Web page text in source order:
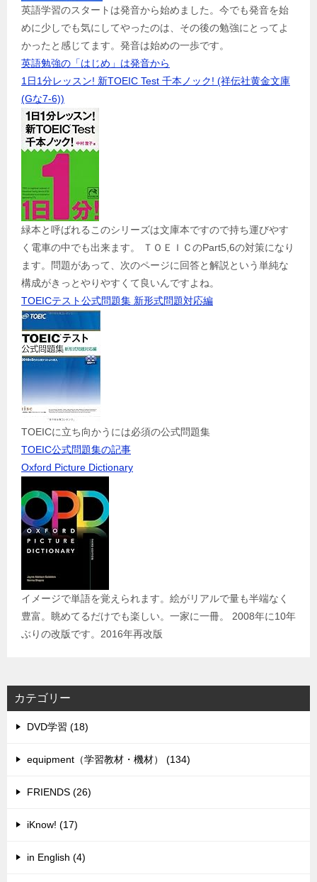
英語学習のスタートは発音から始めました。今でも発音を始
めに少しでも気にしてやったのは、その後の勉強にとってよ
かったと感じてます。発音は始めの一歩です。
英語勉強の「はじめ」は発音から
1日1分レッスン! 新TOEIC Test 千本ノック! (祥伝社黄金文庫
(Gな7-6))
緑本と呼ばれるこのシリーズは文庫本ですので持ち運びやす
く電車の中でも出来ます。 ＴＯＥＩＣのPart5,6の対策になり
ます。問題があって、次のページに回答と解説という単純な
構成がきっとやりやすくて良いんですよね。
TOEICテスト公式問題集 新形式問題対応編
TOEICに立ち向かうには必須の公式問題集
TOEIC公式問題集の記事
Oxford Picture Dictionary
イメージで単語を覚えられます。絵がリアルで量も半端なく
豊富。眺めてるだけでも楽しい。一家に一冊。 2008年に10年
ぶりの改版です。2016年再改版
カテゴリー
DVD学習 (18)
equipment（学習教材・機材） (134)
FRIENDS (26)
iKnow! (17)
in English (4)